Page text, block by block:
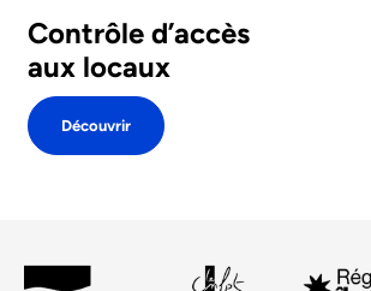
Contrôle d’accès
aux locaux
Découvrir